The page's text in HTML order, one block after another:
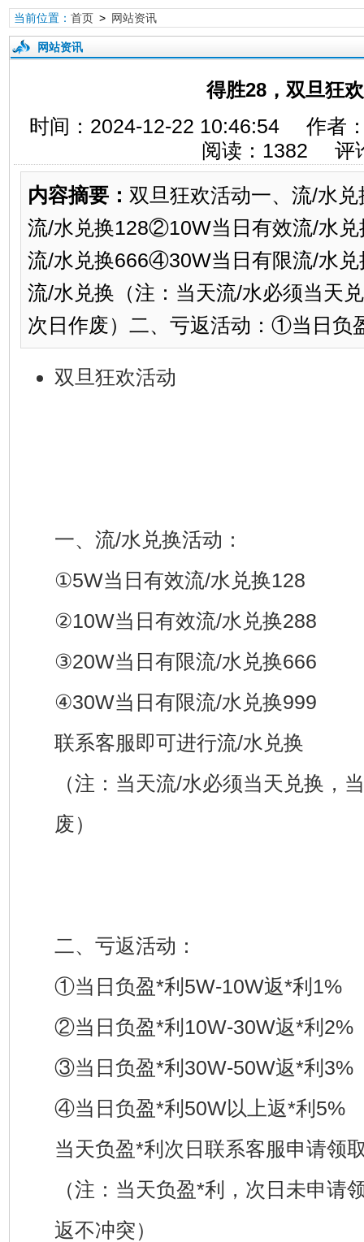
当前位置： 首页 > 网站资讯
网站资讯
得胜28，双旦狂
时间：2024-12-22 10:46:54 作
阅读： 1382 评
内容摘要： 双旦狂欢活动一、流/水
流/水兑换128②10W当日有效流/水
流/水兑换666④30W当日有限流/水
流/水兑换（注：当天流/水必须当天
次日作废）二、亏返活动：①当日负
双旦狂欢活动
一、流/水兑换活动：
①5W当日有效流/水兑换128
②10W当日有效流/水兑换288
③20W当日有限流/水兑换666
④30W当日有限流/水兑换999
联系客服即可进行流/水兑换
（注：当天流/水必须当天兑换，
废）
二、亏返活动：
①当日负盈*利5W-10W返*利1%
②当日负盈*利10W-30W返*利2%
③当日负盈*利30W-50W返*利3%
④当日负盈*利50W以上返*利5%
当天负盈*利次日联系客服申请领
（注：当天负盈*利，次日未申请
返不冲突）